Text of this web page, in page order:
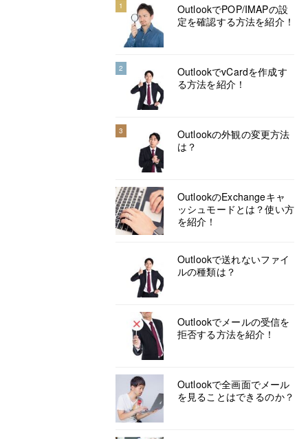
1
OutlookでPOP/IMAPの設
定を確認する方法を紹介！
2
OutlookでvCardを作成す
る方法を紹介！
3
Outlookの外観の変更方法
は？
OutlookのExchangeキャ
ッシュモードとは？使い方
を紹介！
Outlookで送れないファイ
ルの種類は？
Outlookでメールの受信を
拒否する方法を紹介！
Outlookで全画面でメール
を見ることはできるのか？